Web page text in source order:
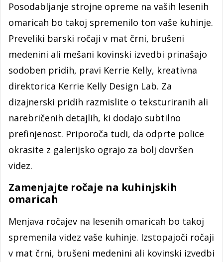
Posodabljanje strojne opreme na vaših lesenih
omaricah bo takoj spremenilo ton vaše kuhinje.
Preveliki barski ročaji v mat črni, brušeni
medenini ali mešani kovinski izvedbi prinašajo
sodoben pridih, pravi Kerrie Kelly, kreativna
direktorica Kerrie Kelly Design Lab. Za
dizajnerski pridih razmislite o teksturiranih ali
narebričenih detajlih, ki dodajo subtilno
prefinjenost. Priporoča tudi, da odprte police
okrasite z galerijsko ograjo za bolj dovršen
videz.
Zamenjajte ročaje na kuhinjskih
omaricah
Menjava ročajev na lesenih omaricah bo takoj
spremenila videz vaše kuhinje. Izstopajoči ročaji
v mat črni, brušeni medenini ali kovinski izvedbi